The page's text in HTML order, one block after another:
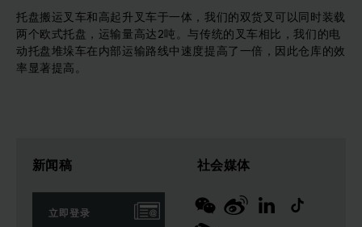
托盘搬运叉车和高起升叉车于一体，我们的双货叉可以同时装载
两个欧式托盘，运输量高达2吨。与传统的叉车相比，我们的电
动托盘堆垛车在内部运输路线中速度提高了一倍，因此仓库的效
率显著提高。
新闻稿
立即登录
社会媒体